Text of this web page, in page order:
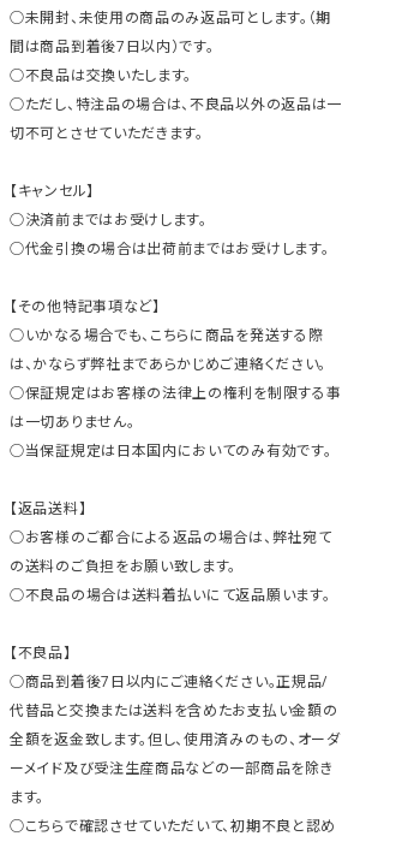
○未開封、未使用の商品のみ返品可とします。（期
間は商品到着後7日以内）です。
○不良品は交換いたします。
○ただし、特注品の場合は、不良品以外の返品は一
切不可とさせていただきます。
【キャンセル】
○決済前まではお受けします。
○代金引換の場合は出荷前まではお受けします。
【その他特記事項など】
○いかなる場合でも、こちらに商品を発送する際
は、かならず弊社まであらかじめご連絡ください。
○保証規定はお客様の法律上の権利を制限する事
は一切ありません。
○当保証規定は日本国内においてのみ有効です。
【返品送料】
○お客様のご都合による返品の場合は、弊社宛て
の送料のご負担をお願い致します。
○不良品の場合は送料着払いにて返品願います。
【不良品】
○商品到着後7日以内にご連絡ください。正規品/
代替品と交換または送料を含めたお支払い金額の
全額を返金致します。但し、使用済みのもの、オーダ
ーメイド及び受注生産商品などの一部商品を除き
ます。
○こちらで確認させていただいて、初期不良と認め